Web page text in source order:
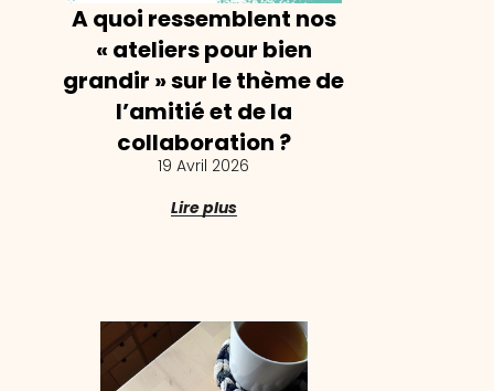
A quoi ressemblent nos
« ateliers pour bien
grandir » sur le thème de
l’amitié et de la
collaboration ?
19 Avril 2026
Lire plus